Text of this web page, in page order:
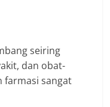
seiring
dan obat-
farmasi sangat